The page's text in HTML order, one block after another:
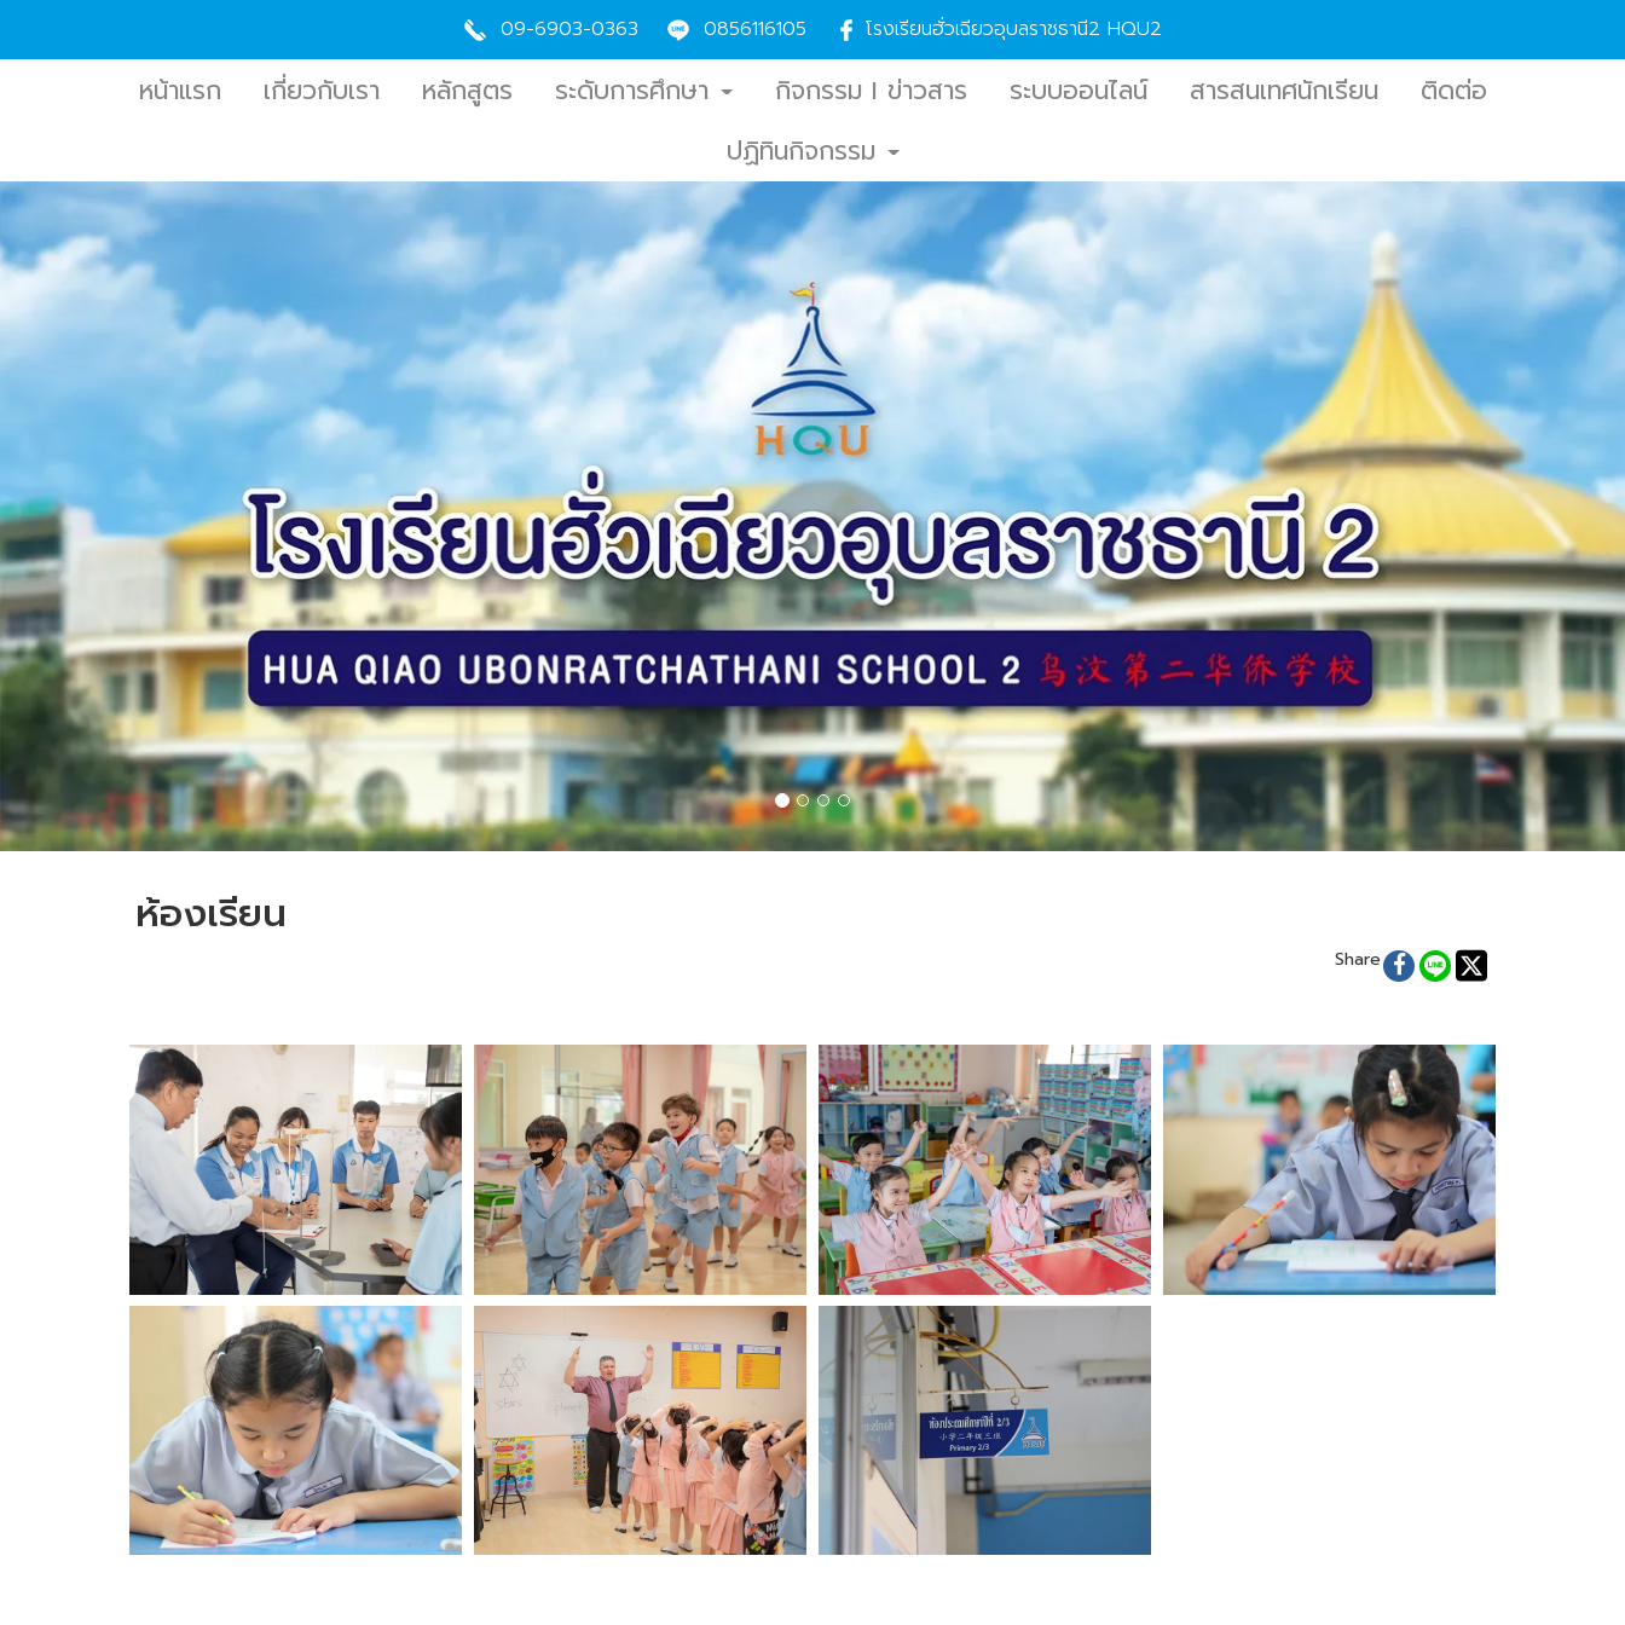
09-6903-0363 0856116105 โรงเรียนฮั่วเฉียวอุบลราชธานี2 HQU2
หน้าแรก เกี่ยวกับเรา หลักสูตร ระดับการศึกษา กิจกรรม l ข่าวสาร ระบบออนไลน์ สารสนเทศนักเรียน
ติดต่อ
ปฏิทินกิจกรรม
ห้องเรียน
Share